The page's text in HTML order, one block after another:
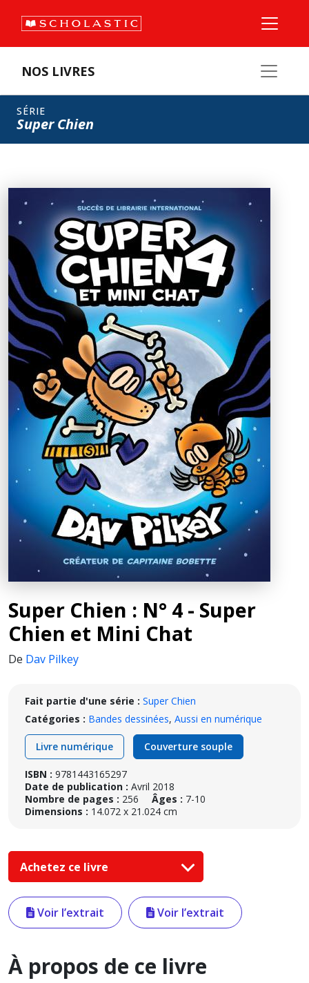
NOS LIVRES
SÉRIE
Super Chien
Super Chien : N° 4 - Super
Chien et Mini Chat
De Dav Pilkey
Fait partie d'une série : Super Chien
Catégories : Bandes dessinées, Aussi en numérique
Livre numérique Couverture souple
ISBN : 9781443165297
Date de publication : Avril 2018
Nombre de pages : 256 Âges : 7-10
Dimensions : 14.072 x 21.024 cm
Achetez ce livre
Voir l’extrait Voir l’extrait
À propos de ce livre